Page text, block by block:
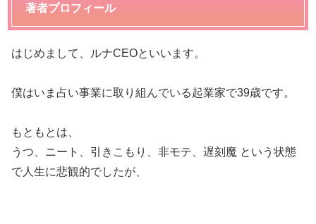
著者プロフィール
はじめまして、ルナCEOといいます。
僕はいま占い事業に取り組んでいる起業家で39歳です。
もともとは、
うつ、ニート、引きこもり、非モテ、遅刻魔 という状態
で人生に悲観的でしたが、